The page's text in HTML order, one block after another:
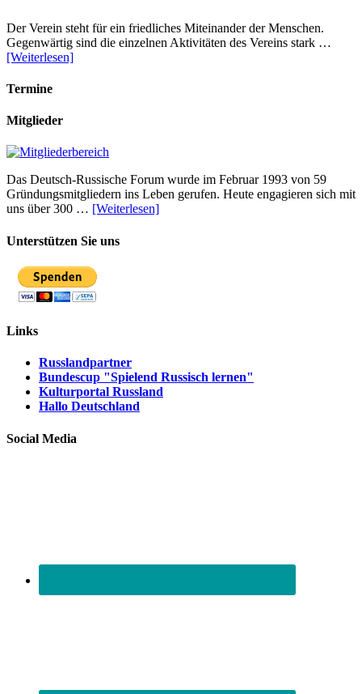
Der Verein steht für ein friedliches Miteinander der Menschen.
Gegenwärtig sind die einzelnen Aktivitäten des Vereins stark …
[Weiterlesen]
Termine
Mitglieder
Das Deutsch-Russische Forum wurde im Februar 1993 von 59
Gründungsmitgliedern ins Leben gerufen. Heute engagieren sich mit
uns über 300 … [Weiterlesen]
Unterstützen Sie uns
Links
Russlandpartner
Bundescup "Spielend Russisch lernen"
Kulturportal Russland
Hallo Deutschland
Social Media